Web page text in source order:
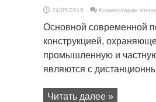
24/05/2019 Комментарии
для
ворот
Основной современной
конструкцией,
промышленную и
являются с
Читать далее »